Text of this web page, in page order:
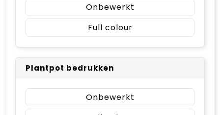
Onbewerkt
Full colour
Plantpot bedrukken
Onbewerkt